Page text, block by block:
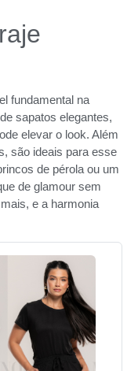
fundamental na
sapatos elegantes,
elevar o look. Além
são ideais para esse
de pérola ou um
de glamour sem
e a harmonia